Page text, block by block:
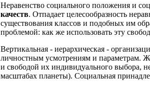
Неравенство социального положения и
качеств. Отпадает целесообразность
существования классов и подобных им
проблемой: как же использовать эту
Вертикальная - иерархическая -
личностным усмотрениям и параметрам.
и свободой их индивидуального выбора,
масштабах планеты). Социальная